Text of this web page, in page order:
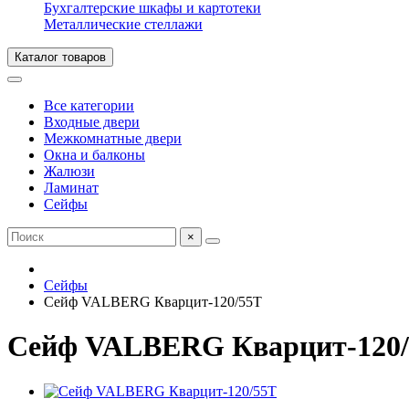
Бухгалтерские шкафы и картотеки
Металлические стеллажи
Каталог товаров
Все категории
Входные двери
Межкомнатные двери
Окна и балконы
Жалюзи
Ламинат
Сейфы
×
Сейфы
Сейф VALBERG Кварцит-120/55T
Сейф VALBERG Кварцит-